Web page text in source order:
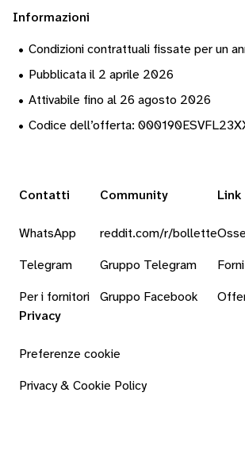
Informazioni
• Condizioni contrattuali fissate per un
• Pubblicata il 2 aprile 2026
• Attivabile fino al 26 agosto 2026
• Codice dell’offerta:
Contatti
WhatsApp
Telegram
Per i fornitori
Community
reddit.com/r/bollette
Gruppo Telegram
Gruppo Facebook
Privacy
Preferenze cookie
Privacy & Cookie Policy